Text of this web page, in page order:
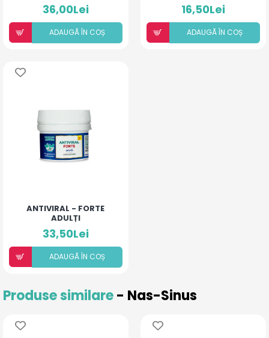
36,00Lei
ADAUGÃ ÎN COȘ
16,50Lei
ADAUGÃ ÎN COȘ
ANTIVIRAL - FORTE
ADULȚI
33,50Lei
ADAUGÃ ÎN COȘ
Produse similare- Nas-Sinus